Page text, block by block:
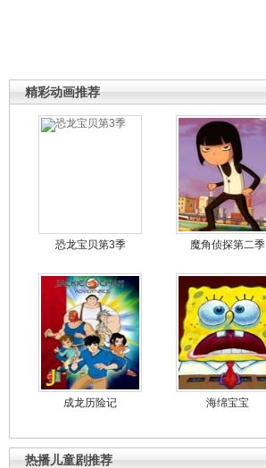
精彩动画推荐
恐龙宝贝第3季 魔角侦探第二季
成龙历险记 海绵宝宝
热播儿童剧推荐